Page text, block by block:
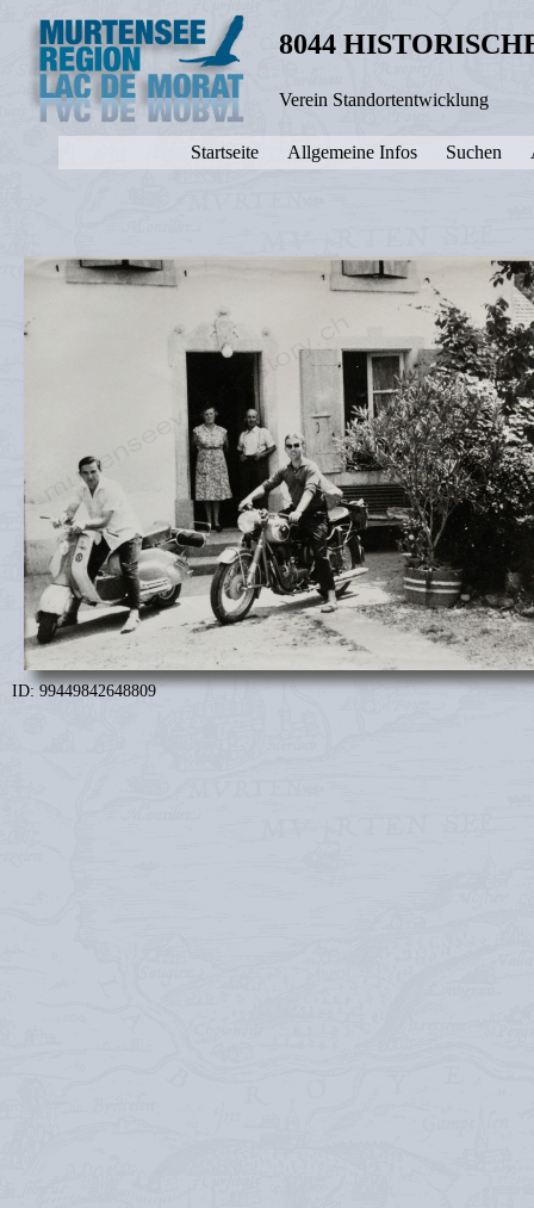
8044
Verein Standortentwicklung
Startseite Allgemeine Infos Suchen
ID: 99449842648809